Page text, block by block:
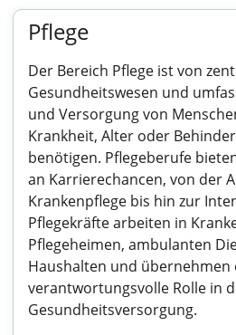
Pflege
Der Bereich Pflege ist von
Gesundheitswesen und
und Versorgung von
Krankheit, Alter oder
benötigen. Pflegeberufe
an Karrierechancen, von der
Krankenpflege bis hin zur
Pflegekräfte arbeiten in
Pflegeheimen, ambulanten
Haushalten und übernehmen
verantwortungsvolle Rolle in
Gesundheitsversorgung.